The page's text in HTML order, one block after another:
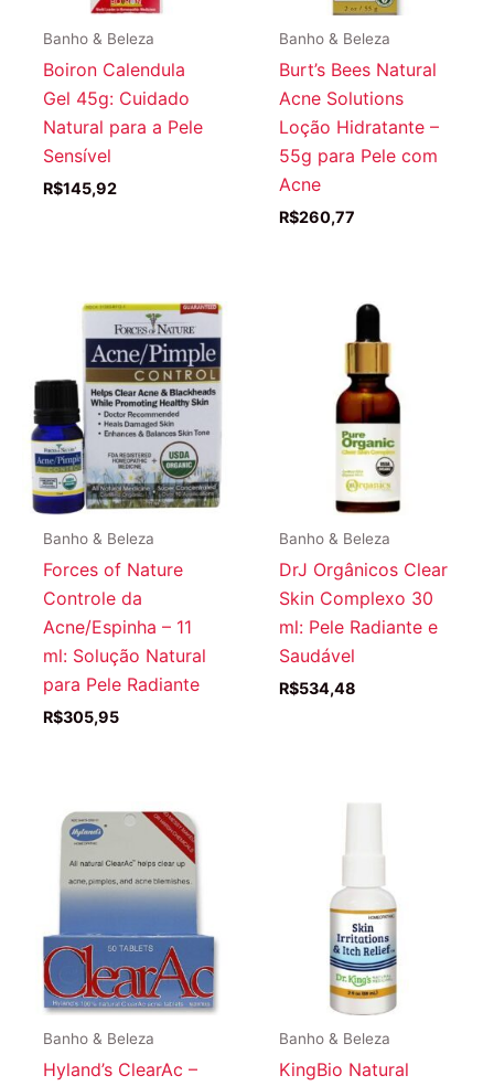
Banho & Beleza
Boiron Calendula
Gel 45g: Cuidado
Natural para a Pele
Sensível
R$145,92
Banho & Beleza
Burt’s Bees Natural
Acne Solutions
Loção Hidratante –
55g para Pele com
Acne
R$260,77
Banho & Beleza
Forces of Nature
Controle da
Acne/Espinha – 11
ml: Solução Natural
para Pele Radiante
R$305,95
Banho & Beleza
DrJ Orgânicos Clear
Skin Complexo 30
ml: Pele Radiante e
Saudável
R$534,48
Banho & Beleza
Hyland’s ClearAc –
Banho & Beleza
KingBio Natural